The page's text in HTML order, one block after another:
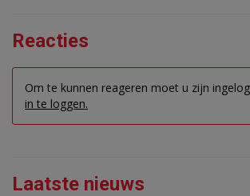
Reacties
Om te kunnen reageren moet u zijn
in te loggen.
Laatste nieuws